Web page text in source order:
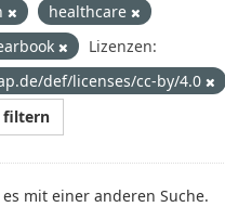
healthcare
Lizenzen:
def/licenses/cc-by/4.0
filtern
mit einer anderen Suche.